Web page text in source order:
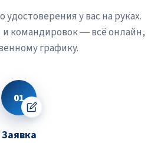
удостоверения у вас на руках.
и командировок — всё онлайн,
графику.
01
Заявка